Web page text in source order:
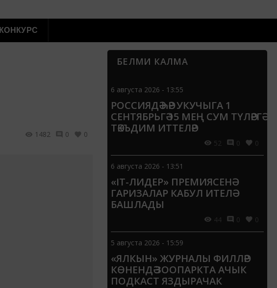
КОНКУРС
1482 0 0
БЕЛМИ КАЛМА
6 августа 2026 - 13:55
РОССИЯДӘ ҺӘР УКУЧЫГА 1
СЕНТЯБРЬГӘ 15 МЕҢ СУМ ТҮЛӘРГӘ
ТӘКЪДИМ ИТТЕЛӘР
52 0 0
6 августа 2026 - 13:51
«IT-ЛИДЕР» ПРЕМИЯСЕНӘ
ГАРИЗАЛАР КАБУЛ ИТЕЛӘ
БАШЛАДЫ
44 0 0
5 августа 2026 - 15:59
«ЯЛКЫН» ЖУРНАЛЫ ФИЛЛӘР
КӨНЕНДӘ ЗООПАРКТА АЧЫК
ПОДКАСТ ЯЗДЫРАЧАК